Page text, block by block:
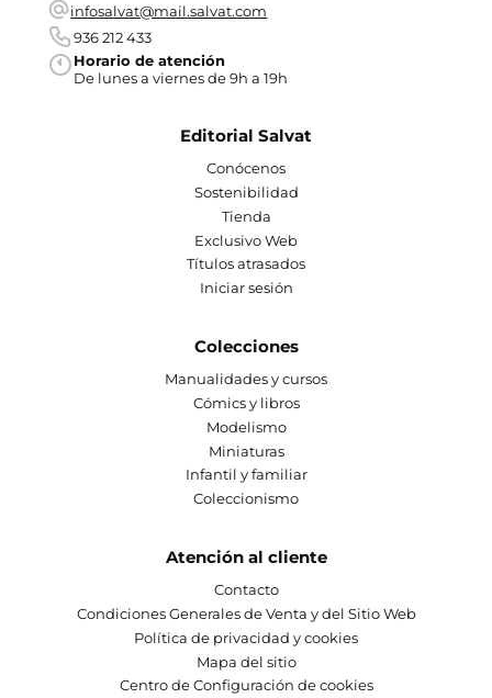
infosalvat@mail.salvat.com
936 212 433
Horario de atención
De lunes a viernes de 9h a 19h
Editorial Salvat
Conócenos
Sostenibilidad
Tienda
Exclusivo Web
Títulos atrasados
Iniciar sesión
Colecciones
Manualidades y cursos
Cómics y libros
Modelismo
Miniaturas
Infantil y familiar
Coleccionismo
Atención al cliente
Contacto
Condiciones Generales de Venta y del Sitio Web
Política de privacidad y cookies
Mapa del sitio
Centro de Configuración de cookies